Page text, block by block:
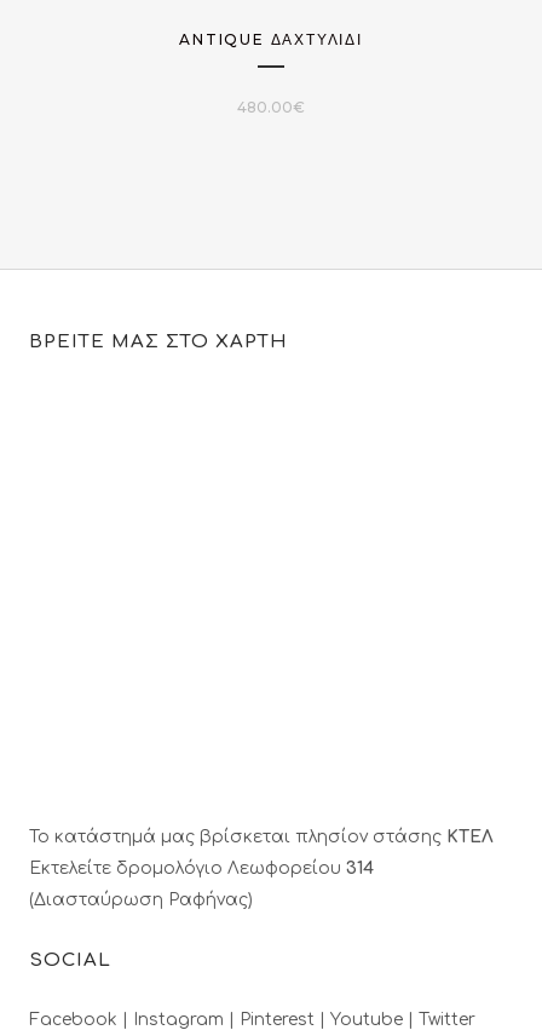
ANTIQUE ΔΑΧΤΥΛΊΔΙ
480.00€
ΒΡΕΙΤΕ ΜΑΣ ΣΤΟ ΧΑΡΤΗ
Το κατάστημά μας βρίσκεται πλησίον στάσης ΚΤΕΛ
Εκτελείτε δρομολόγιο Λεωφορείου 314
(Διασταύρωση Ραφήνας)
SOCIAL
Facebook | Instagram | Pinterest | Youtube | Twitter